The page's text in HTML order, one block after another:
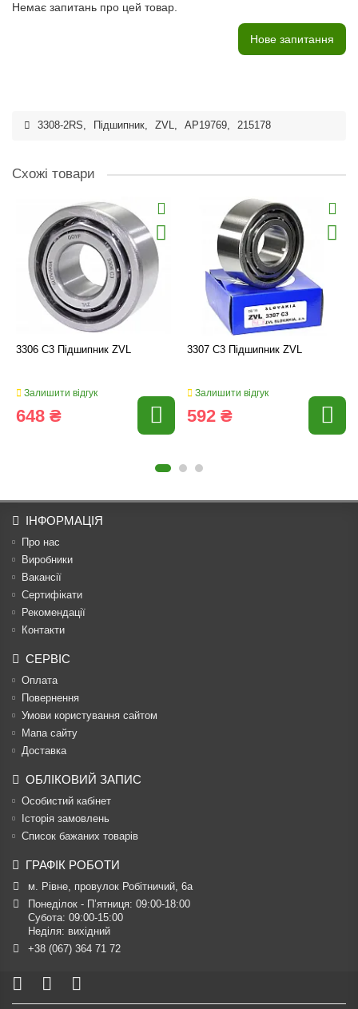
Немає запитань про цей товар.
Нове запитання
3308-2RS, Підшипник, ZVL, AP19769, 215178
Схожі товари
3306 C3 Підшипник ZVL
Залишити відгук
648 ₴
3307 C3 Підшипник ZVL
Залишити відгук
592 ₴
ІНФОРМАЦІЯ
Про нас
Виробники
Вакансії
Сертифікати
Рекомендації
Контакти
СЕРВІС
Оплата
Повернення
Умови користування сайтом
Мапа сайту
Доставка
ОБЛІКОВИЙ ЗАПИС
Особистий кабінет
Історія замовлень
Список бажаних товарів
ГРАФІК РОБОТИ
м. Рівне, провулок Робітничий, 6а
Понеділок - П’ятниця: 09:00-18:00
Субота: 09:00-15:00
Неділя: вихідний
+38 (067) 364 71 72